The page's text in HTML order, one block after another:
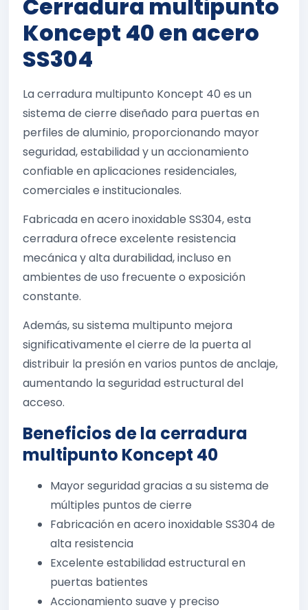
Cerradura multipunto
Koncept 40 en acero
SS304
La cerradura multipunto Koncept 40 es un
sistema de cierre diseñado para puertas en
perfiles de aluminio, proporcionando mayor
seguridad, estabilidad y un accionamiento
confiable en aplicaciones residenciales,
comerciales e institucionales.
Fabricada en acero inoxidable SS304, esta
cerradura ofrece excelente resistencia
mecánica y alta durabilidad, incluso en
ambientes de uso frecuente o exposición
constante.
Además, su sistema multipunto mejora
significativamente el cierre de la puerta al
distribuir la presión en varios puntos de anclaje,
aumentando la seguridad estructural del
acceso.
Beneficios de la cerradura
multipunto Koncept 40
Mayor seguridad gracias a su sistema de
múltiples puntos de cierre
Fabricación en acero inoxidable SS304 de
alta resistencia
Excelente estabilidad estructural en
puertas batientes
Accionamiento suave y preciso